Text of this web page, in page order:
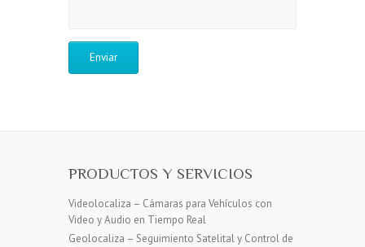
PRODUCTOS Y SERVICIOS
Videolocaliza – Cámaras para Vehículos con
Video y Audio en Tiempo Real
Geolocaliza – Seguimiento Satelital y Control de